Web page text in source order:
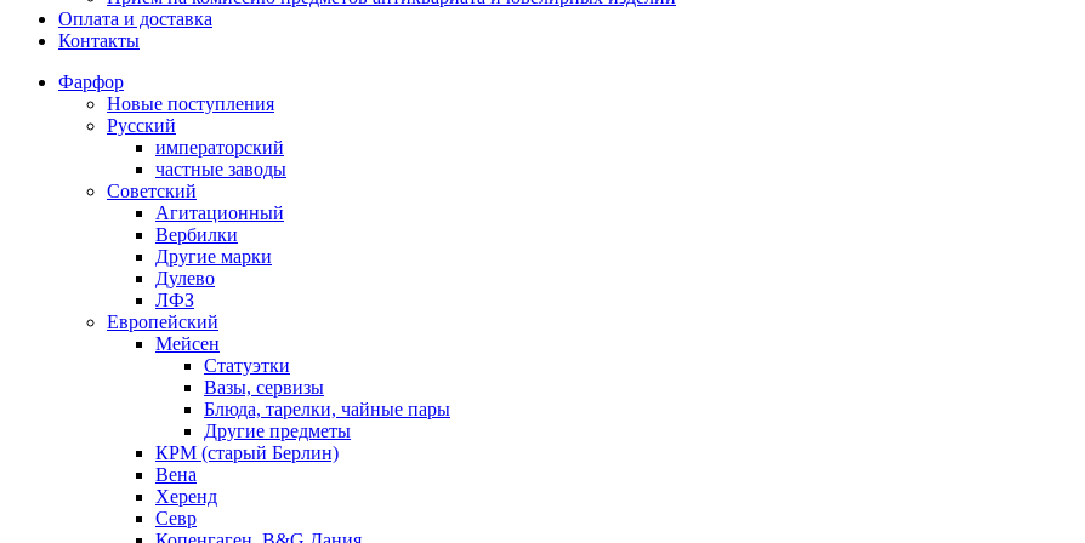
Оплата и доставка
Контакты
Фарфор
Новые поступления
Русский
императорский
частные заводы
Советский
Агитационный
Вербилки
Другие марки
Дулево
ЛФЗ
Европейский
Мейсен
Статуэтки
Вазы, сервизы
Блюда, тарелки, чайные пары
Другие предметы
КРМ (старый Берлин)
Вена
Херенд
Севр